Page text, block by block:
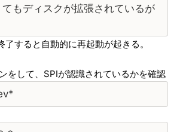
もディスクが拡張されているが
すると自動的に再起動が起きる。
をして、 SPIが認識されているかを確認